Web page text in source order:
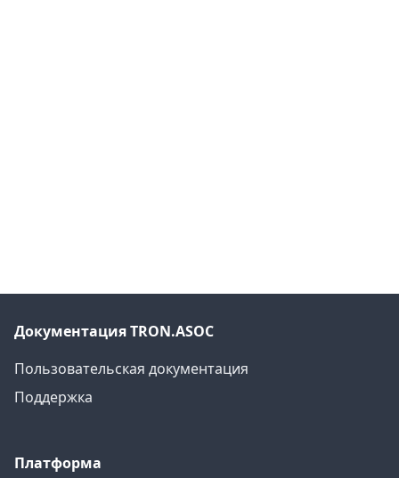
Документация TRON.ASOC
Пользовательская документация
Поддержка
Платформа